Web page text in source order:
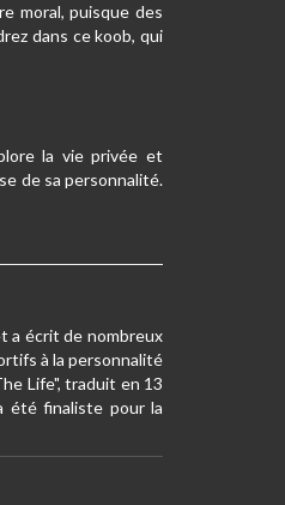
moral, puisque des
dans ce koob, qui
la vie privée et
de sa personnalité.
a écrit de nombreux
à la personnalité
Life", traduit en 13
été finaliste pour la